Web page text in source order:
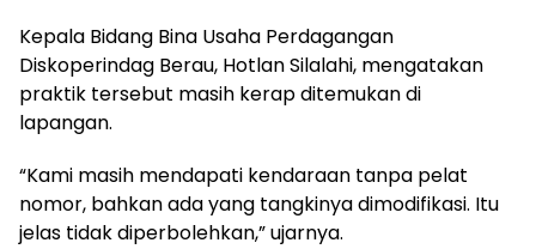
Kepala Bidang Bina Usaha Perdagangan
Diskoperindag Berau, Hotlan Silalahi, mengatakan
praktik tersebut masih kerap ditemukan di
lapangan.
“Kami masih mendapati kendaraan tanpa pelat
nomor, bahkan ada yang tangkinya dimodifikasi. Itu
jelas tidak diperbolehkan,” ujarnya.